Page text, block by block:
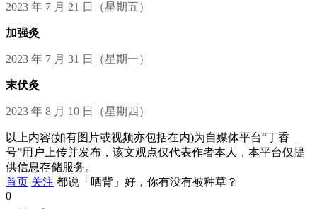
2023 年 7 月 21 日（星期五）
加强灸
2023 年 7 月 31 日（星期一）
末伏灸
2023 年 8 月 10 日（星期四）
以上内容(如有图片或视频亦包括在内)为自媒体平台“丁香
号”用户上传并发布，该文观点仅代表作者本人，本平台仅提
供信息存储服务。
首页 关注 都说「晒背」好，你有没有被种草？
0